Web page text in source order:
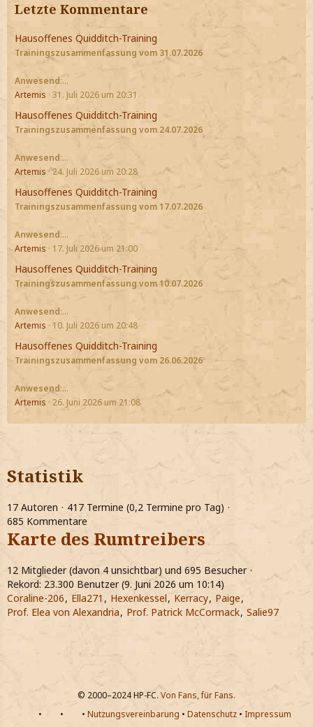
Letzte Kommentare
Hausoffenes Quidditch-Training
Trainingszusammenfassung vom 31.07.2026
Anwesend:…
Artemis 31. Juli 2026 um 20:31
Hausoffenes Quidditch-Training
Trainingszusammenfassung vom 24.07.2026
Anwesend:…
Artemis 24. Juli 2026 um 20:28
Hausoffenes Quidditch-Training
Trainingszusammenfassung vom 17.07.2026
Anwesend:…
Artemis
17. Juli 2026 um 21:00
Hausoffenes Quidditch-Training
Trainingszusammenfassung vom 10.07.2026
Anwesend:…
Artemis
10. Juli 2026 um 20:48
Hausoffenes Quidditch-Training
Trainingszusammenfassung vom 26.06.2026
Anwesend:…
Artemis
26. Juni 2026 um 21:08
Statistik
17 Autoren
417 Termine (0,2 Termine pro Tag)
685 Kommentare
Karte des Rumtreibers
12 Mitglieder (davon 4 unsichtbar) und 695 Besucher
Rekord: 23.300 Benutzer (9. Juni 2026 um 10:14)
Coraline-206
Ella271 Hexenkessel Kerracy Paige
Prof. Elea von Alexandria
Prof. Patrick McCormack Salie97
© 2000–2024 HP-FC. Von Fans, für Fans.
•
• • Nutzungsvereinbarung • Datenschutz• Impressum